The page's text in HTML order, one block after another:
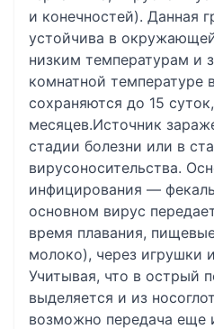
и конечностей). Данная
устойчива в
низким температурам и
комнатной температуре
сохраняются до 15
месяцев.Источник
стадии болезни или в
вирусоносительства.
инфицирования —
основном вирус
время плавания,
молоко), через игрушки
Учитывая, что в острый
выделяется и из
возможно передача еще